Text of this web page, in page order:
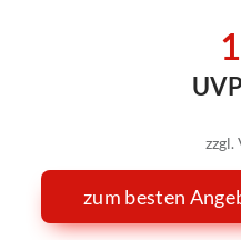
zzgl.
zum besten